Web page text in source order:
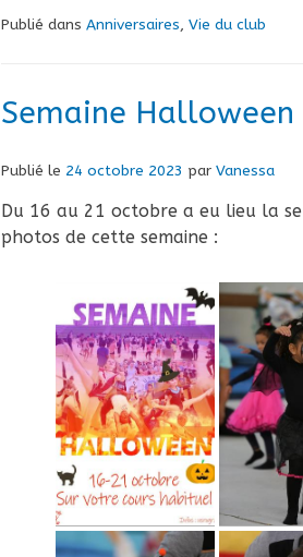
Publié dans Anniversaires, Vie du club
Semaine Halloween
Publié le 24 octobre 2023 par Vanessa
Du 16 au 21 octobre a eu lieu la
photos de cette semaine :